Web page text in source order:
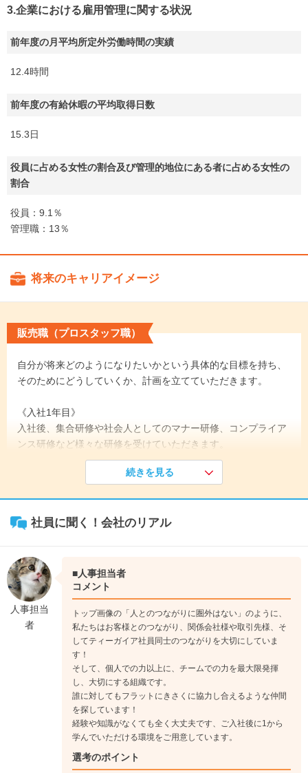
3.企業における雇用管理に関する状況
前年度の月平均所定外労働時間の実績
12.4時間
前年度の有給休暇の平均取得日数
15.3日
役員に占める女性の割合及び管理的地位にある者に占める女性の
割合
役員：9.1％
管理職：13％
将来のキャリアイメージ
販売職（プロスタッフ職）
自分が将来どのようになりたいかという具体的な目標を持ち、
そのためにどうしていくか、計画を立てていただきます。
《入社1年目》
入社後、集合研修や社会人としてのマナー研修、コンプライア
ンス研修など様々な研修を受けていただきます。
店舗で実際に働く前には「販売スタッフ研修」もありますの
で、自信を持って店舗に立つことができます。
現場の経験を活かし、先輩後輩の双方から頼りにされる社員に
時には新人スタッフの指導や後輩スタッフへの教育など、育成
に携わっていただくこともあります。
↓
《入社7年目》
フロントスペシャリストなどの資格取得を目指します。
これまでの店舗運営力や販売力が評価され副店長になる社員
そこから店長を目指し、より円滑に店舗が回るようにリーダー
シップを磨いていただきます。
続きを見る
社員に聞く！会社のリアル
人事担当
者
■人事担当者
コメント
トップ画像の「人とのつながりに圏外はない」のように、
私たちはお客様とのつながり、関係会社様や取引先様、そ
してティーガイア社員同士のつながりを大切にしていま
す！
そして、個人での力以上に、チームでの力を最大限発揮
し、大切にする組織です。
誰に対してもフラットにきさくに協力し合えるような仲間
を探しています！
経験や知識がなくても全く大丈夫です、ご入社後に1から
学んでいただける環境をご用意しています。
選考のポイント